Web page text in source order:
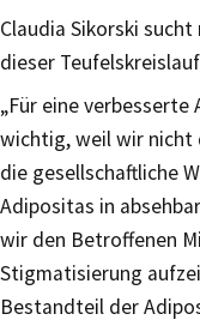
Claudia Sikorski
dieser
„Für eine
wichtig, weil wir nicht
die gesellschaftliche
Adipositas in
wir den Betroffenen
Stigmatisierung
Bestandteil der